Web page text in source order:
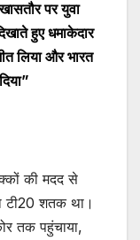
पर युवा
हुए धमाकेदार
लिया और भारत
की मदद से
टी20 शतक था।
तक पहुंचाया,